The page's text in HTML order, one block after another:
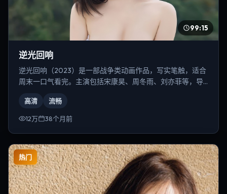
99:15
逆光回响
逆光回响（2023）是一部战争类动画作品，写实笔触，适合
周末一口气看完。主演包括宋康昊、周冬雨、刘亦菲等，导
高清 流畅
12万 38个月前
热门